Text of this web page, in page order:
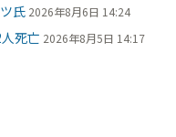
氏 2026年8月6日 14:24
死亡 2026年8月5日 14:17